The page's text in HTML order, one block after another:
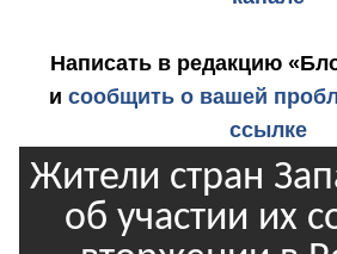
Написать в редакцию
и сообщить о вашей
ссылке